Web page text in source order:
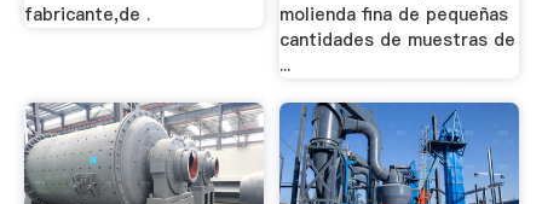
fabricante,de .
molienda fina de pequeñas
cantidades de muestras de
...